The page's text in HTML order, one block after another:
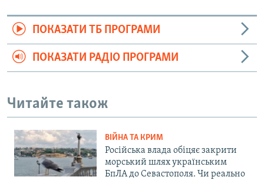
ПОКАЗАТИ ТБ ПРОГРАМИ
ПОКАЗАТИ РАДІО ПРОГРАМИ
Читайте також
ВІЙНА ТА КРИМ
Російська влада обіцяє закрити
морський шлях українським
БпЛА до Севастополя. Чи реально